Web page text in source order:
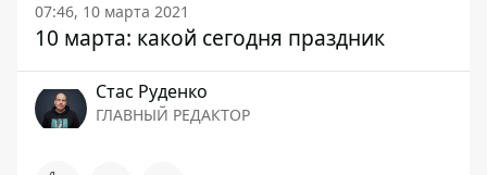
07:46, 10 марта 2021
10 марта: какой сегодня праздник
Стаc Руденко
ГЛАВНЫЙ РЕДАКТОР